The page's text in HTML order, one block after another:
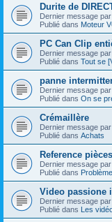
Durite de
Dernier message par
Publié dans Moteur
PC Can Clip
Dernier message par
Publié dans Tout se
panne
Dernier message par
Publié dans On se
Crémaillère
Dernier message par
Publié dans Achats
Reference
Dernier message par
Publié dans
Video passione
Dernier message par
Publié dans Les